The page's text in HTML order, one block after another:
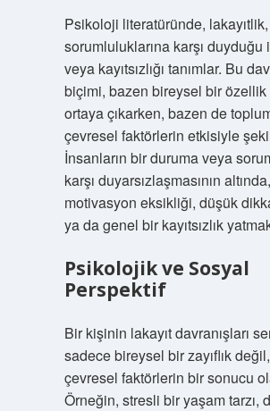
Psikoloji literatüründe,
sorumluluklarına karşı
veya kayıtsızlığı tanımlar. Bu
biçimi, bazen bireysel bir
ortaya çıkarken, bazen de
çevresel faktörlerin etkisiyle
İnsanların bir duruma veya
karşı duyarsızlaşmasının
motivasyon eksikliği, düşük
ya da genel bir kayıtsızlık
Psikolojik ve Sosyal
Perspektif
Bir kişinin lakayıt davranışları
sadece bireysel bir zayıflık
çevresel faktörlerin bir sonucu
Örneğin, stresli bir yaşam tarzı,